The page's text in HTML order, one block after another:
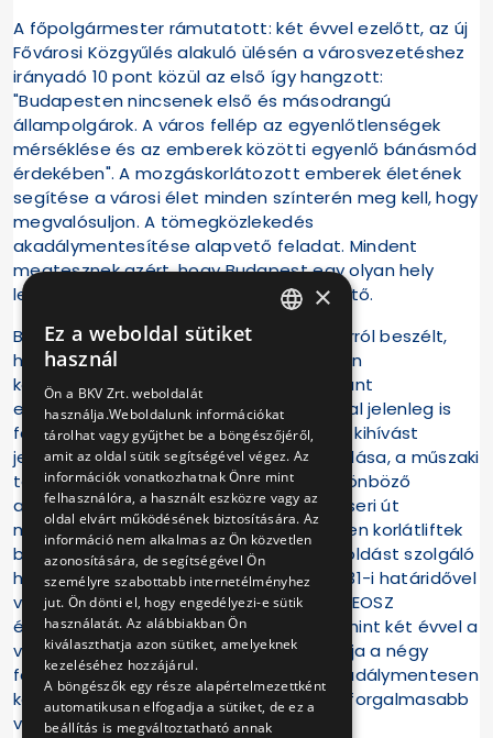
A főpolgármester rámutatott: két évvel ezelőtt, az új
Fővárosi Közgyűlés alakuló ülésén a városvezetéshez
irányadó 10 pont közül az első így hangzott:
"Budapesten nincsenek első és másodrangú
állampolgárok. A város fellép az egyenlőtlenségek
mérséklése és az emberek közötti egyenlő bánásmód
érdekében". A mozgáskorlátozott emberek életének
segítése a városi élet minden színterén meg kell, hogy
megvalósuljon. A tömegközlekedés
akadálymentesítése alapvető feladat. Mindent
megtesznek azért, hogy Budapest egy olyan hely
legyen, ami mindannyiunk számára élhető.
Bolla Tibor, a BKV Zrt. vezérigazgatója arról beszélt,
hogy a közösségi közlekedésnek valóban
közösséginek, mindenki számára egyaránt
elérhetőnek kell lennie. Az M3 metróvonal jelenleg is
folyamatban lévő rekonstrukciója során kihívást
jelentett az akadálymentesítés megoldása, a műszaki
tartalom változása és az állomások különböző
adottságai miatt. A Pöttyös utca és Ecseri út
metróállomásokra korábban ideiglenesen korlátliftek
beépítését tervezték, a végleges megoldást szolgáló
hagyományos liftekre 2023. december 31-i határidővel
vállaltak kötelezettséget. A BKV Zrt. a MEOSZ
észrevételeit is figyelembe véve több mint két évvel a
vállalt határidő előtt, a mai napon átadja a négy
felvonót, így újabb két ponton lehet akadálymentesen
kapcsolódni a főváros, és az ország legforgalmasabb
vasúti rendszeréhez, az M3 metróhoz.
×
Ez a weboldal sütiket
használ
Ön a BKV Zrt. weboldalát
használja.Weboldalunk információkat
tárolhat vagy gyűjthet be a böngészőjéről,
amit az oldal sütik segítségével végez. Az
információk vonatkozhatnak Önre mint
felhasználóra, a használt eszközre vagy az
oldal elvárt működésének biztosítására. Az
információ nem alkalmas az Ön közvetlen
azonosítására, de segítségével Ön
személyre szabottabb internetélményhez
jut. Ön dönti el, hogy engedélyezi-e sütik
használatát. Az alábbiakban Ön
kiválaszthatja azon sütiket, amelyeknek
kezeléséhez hozzájárul.
A böngészők egy része alapértelmezettként
automatikusan elfogadja a sütiket, de ez a
beállítás is megváltoztatható annak